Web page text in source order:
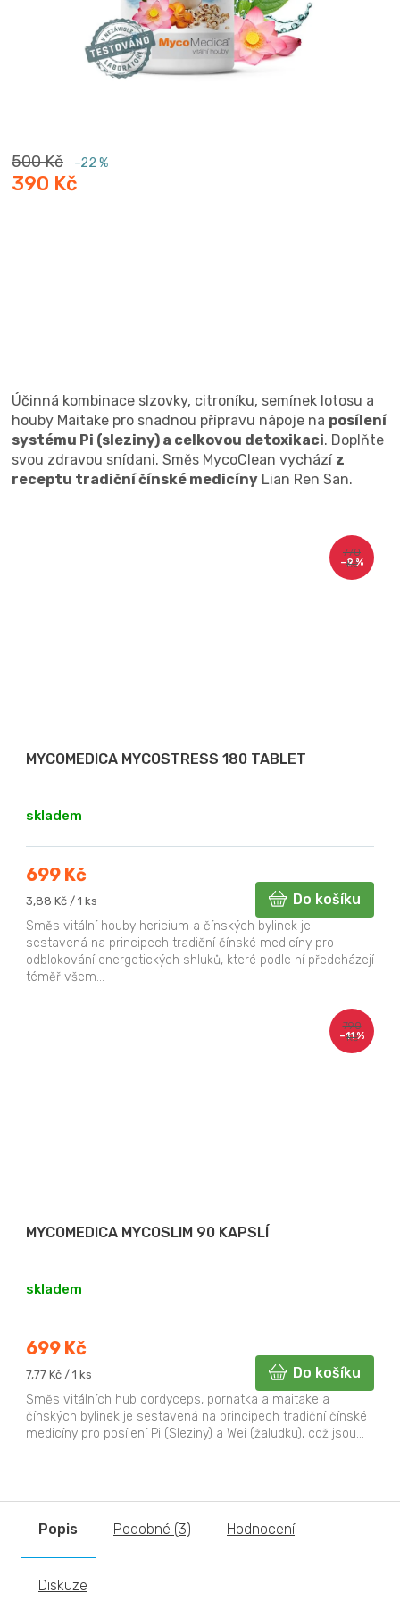
500 Kč –22 %
390 Kč
Účinná kombinace slzovky, citroníku, semínek lotosu a
houby Maitake pro snadnou přípravu nápoje na posílení
systému Pi (sleziny) a celkovou detoxikaci. Doplňte
svou zdravou snídani. Směs MycoClean vychází z
receptu tradiční čínské medicíny Lian Ren San.
770
Kč
–9 %
MYCOMEDICA MYCOSTRESS 180 TABLET
skladem
699 Kč
Měrná
3,88 Kč / 1 ks Do košíku
Směs vitální houby hericium a čínských bylinek je
sestavená na principech tradiční čínské medicíny pro
odblokování energetických shluků, které podle ní předcházejí
téměř všem...
790
Kč
–11 %
MYCOMEDICA MYCOSLIM 90 KAPSLÍ
skladem
699 Kč
Měrná
7,77 Kč / 1 ks Do košíku
Směs vitálních hub cordyceps, pornatka a maitake a
čínských bylinek je sestavená na principech tradiční čínské
medicíny pro posílení Pi (Sleziny) a Wei (žaludku), což jsou...
Popis Podobné (3) Hodnocení
Diskuze